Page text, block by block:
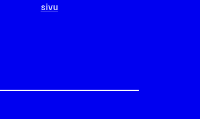
sivu